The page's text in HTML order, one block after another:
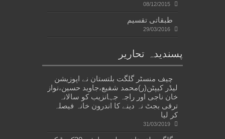
08/12/2015
طبقاتی تقسیم
29/03/2016
پسندیدہ تحاریر
چیف منسٹر گلگت بلتستان نے اپوزیشن
لیڈر کیپٹن(ر)محمد شفیع،جاوید حسین،نواز
خان ناجی اور راجہ جہانزیب کو سالانہ
ترقی بجٹ نہ دینے کا اندرون خانہ فیصلہ
کر لیا
31/03/2019